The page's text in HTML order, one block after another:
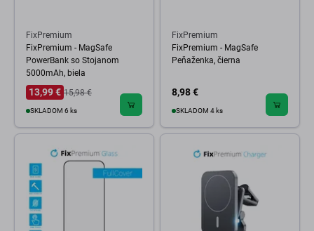
FixPremium
FixPremium - MagSafe
PowerBank so Stojanom
5000mAh, biela
13,99 € 15,98 €
SKLADOM 6 ks
FixPremium
FixPremium - MagSafe
Peňaženka, čierna
8,98 €
SKLADOM 4 ks